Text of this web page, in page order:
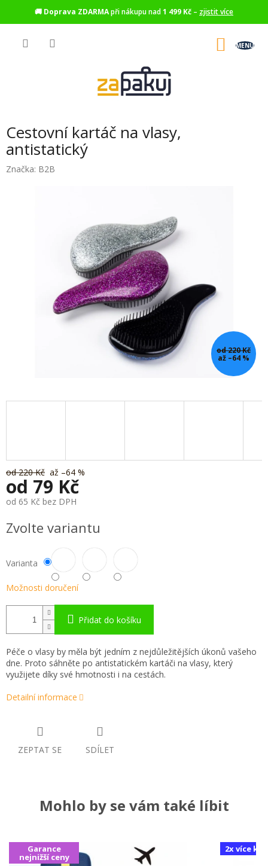
🚚 Doprava ZDARMApři nákupu nad1 499 Kč – zjistit více
Cestovní kartáč na vlasy,
antistatický
Značka: B2B
od 220 Kč
až –64 %
od 220 Kč až –64 %
od 79 Kč
od 65 Kč bez DPH
cena:
Zvolte variantu
Varianta
Možnosti doručení
Přidat do košíku
Péče o vlasy by měla být jedním z nejdůležitějších úkonů vašeho
dne. Proto sáhněte po antistatickém kartáči na vlasy, který
využijete díky své hmotnosti i na cestách.
Detailní informace
ZEPTAT SE SDÍLET
Mohlo by se vám také líbit
Garance
nejnižší ceny
2x více